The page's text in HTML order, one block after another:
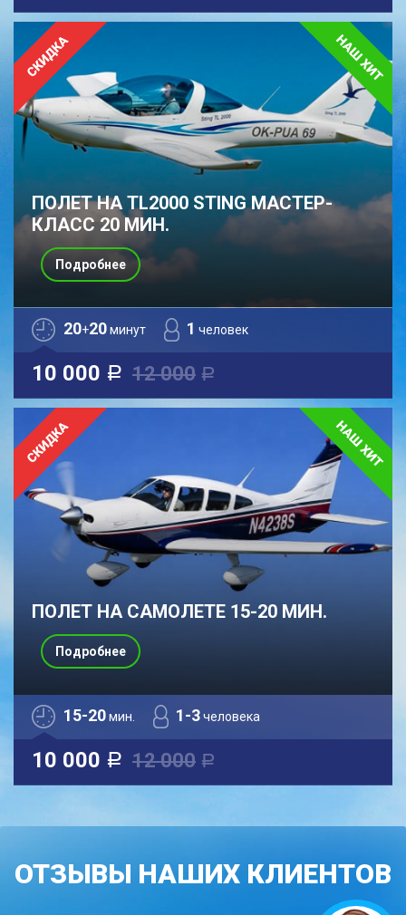
ПОЛЕТ НА TL2000 STING МАСТЕР-
КЛАСС 20 МИН.
20+20минут 1 человек
10 000 a 12 000 a
Подробнее
ПОЛЕТ НА САМОЛЕТЕ 15-20 МИН.
15-20мин. 1-3человека
10 000 a 12 000 a
Подробнее
ОТЗЫВЫ НАШИХ КЛИЕНТОВ